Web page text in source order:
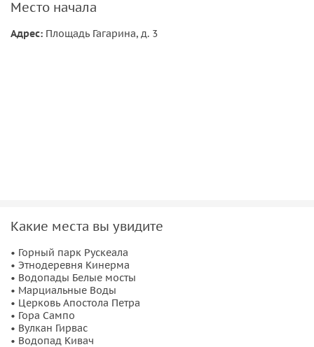
Место начала
Адрес: Площадь Гагарина, д. 3
Какие места вы увидите
• Горный парк Рускеала
• Этнодеревня Кинерма
• Водопады Белые мосты
• Марциальные Воды
• Церковь Апостола Петра
• Гора Сампо
• Вулкан Гирвас
• Водопад Кивач